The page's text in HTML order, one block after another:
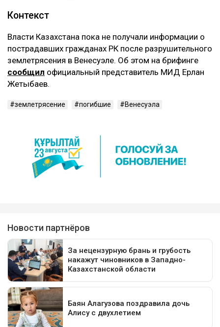
Контекст
Власти Казахстана пока не получали информации о
пострадавших гражданах РК после разрушительного
землетрясения в Венесуэле. Об этом на брифинге
сообщил официальный представитель МИД Ерлан
Жетыбаев.
землетрясение погибшие Венесуэла